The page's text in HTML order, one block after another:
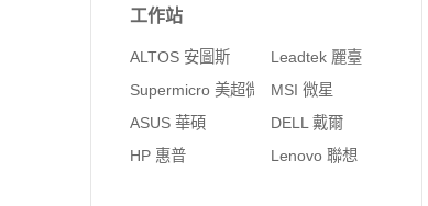
工作站
ALTOS 安圖斯
Leadtek 麗臺
Supermicro 美超微
MSI 微星
ASUS 華碩
DELL 戴爾
HP 惠普
Lenovo 聯想